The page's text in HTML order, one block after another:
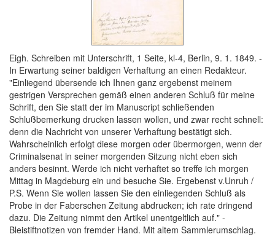
Eigh. Schreiben mit Unterschrift, 1 Seite, kl-4, Berlin, 9. 1. 1849. -
In Erwartung seiner baldigen Verhaftung an einen Redakteur.
"Einliegend übersende ich Ihnen ganz ergebenst meinem
gestrigen Versprechen gemäß einen anderen Schluß für meine
Schrift, den Sie statt der im Manuscript schließenden
Schlußbemerkung drucken lassen wollen, und zwar recht schnell:
denn die Nachricht von unserer Verhaftung bestätigt sich.
Wahrscheinlich erfolgt diese morgen oder übermorgen, wenn der
Criminalsenat in seiner morgenden Sitzung nicht eben sich
anders besinnt. Werde ich nicht verhaftet so treffe ich morgen
Mittag in Magdeburg ein und besuche Sie. Ergebenst v.Unruh /
P.S. Wenn Sie wollen lassen Sie den einliegenden Schluß als
Probe in der Faberschen Zeitung abdrucken; ich rate dringend
dazu. Die Zeitung nimmt den Artikel unentgeltlich auf." -
Bleistiftnotizen von fremder Hand. Mit altem Sammlerumschlag.